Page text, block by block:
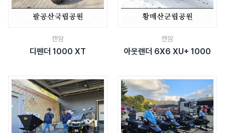
캔암
디펜더 1000 XT
캔암
아웃랜더 6X6 XU+ 1000